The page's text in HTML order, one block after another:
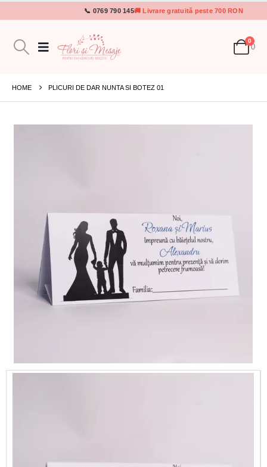
📞 0769 790 145🚚 Livrare gratuită peste 700 RON
0
0
HOME PLICURI DE DAR NUNTA SI BOTEZ 01